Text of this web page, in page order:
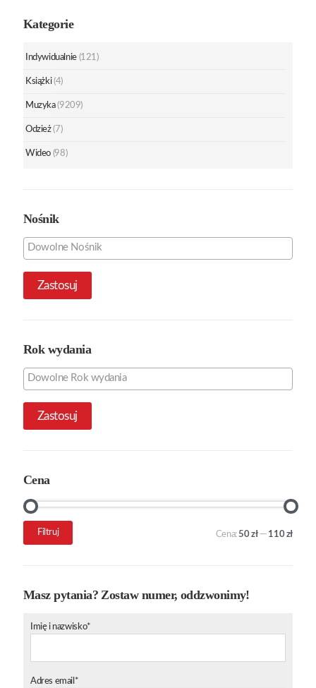
Kategorie
Indywidualnie (121)
Książki (4)
Muzyka (9209)
Odzież (7)
Wideo (98)
Nośnik
Zastosuj
Rok wydania
Zastosuj
Cena
Cena
Cena
Filtruj Cena:50 zł— 110 zł
Masz pytania? Zostaw numer, oddzwonimy!
Imię i nazwisko*
Adres email*